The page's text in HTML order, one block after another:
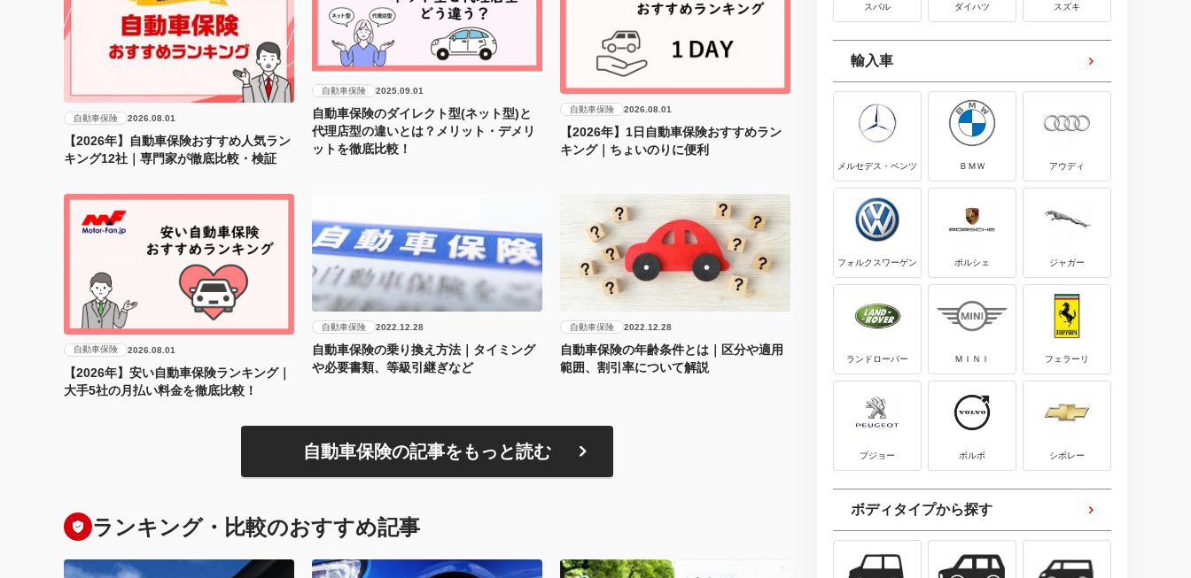
自動車保険 2026.08.01
【2026年】自動車保険おすすめ人気ラン
キング12社｜専門家が徹底比較・検証
自動車保険 2025.09.01
自動車保険のダイレクト型(ネット型)と
代理店型の違いとは？メリット・デメリ
ットを徹底比較！
自動車保険 2026.08.01
【2026年】1日自動車保険おすすめラン
キング｜ちょいのりに便利
自動車保険 2026.08.01
【2026年】安い自動車保険ランキング｜
大手5社の月払い料金を徹底比較！
自動車保険 2022.12.28
自動車保険の乗り換え方法｜タイミング
や必要書類、等級引継ぎなど
自動車保険 2022.12.28
自動車保険の年齢条件とは｜区分や適用
範囲、割引率について解説
自動車保険の記事をもっと読む
ランキング・比較のおすすめ記事
スバル ダイハツ スズキ
輸入車
メルセデス・ベンツ ＢＭＷ アウディ
フォルクスワーゲン ポルシェ ジャガー
ランドローバー ＭＩＮＩ フェラーリ
プジョー ボルボ シボレー
ボディタイプから探す